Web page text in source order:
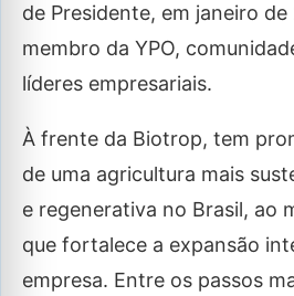
de Presidente, em janeiro
membro da YPO,
líderes empresariais.
À frente da Biotrop, tem
de uma agricultura mais
e regenerativa no Brasil, ao
que fortalece a expansão
empresa. Entre os passos